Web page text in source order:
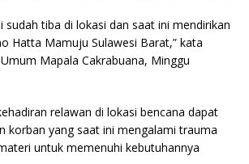
sudah tiba di lokasi dan saat ini mendirikan
Hatta Mamuju Sulawesi Barat,” kata
Mapala Cakrabuana, Minggu
relawan di lokasi bencana dapat
korban yang saat ini mengalami trauma
untuk memenuhi kebutuhannya